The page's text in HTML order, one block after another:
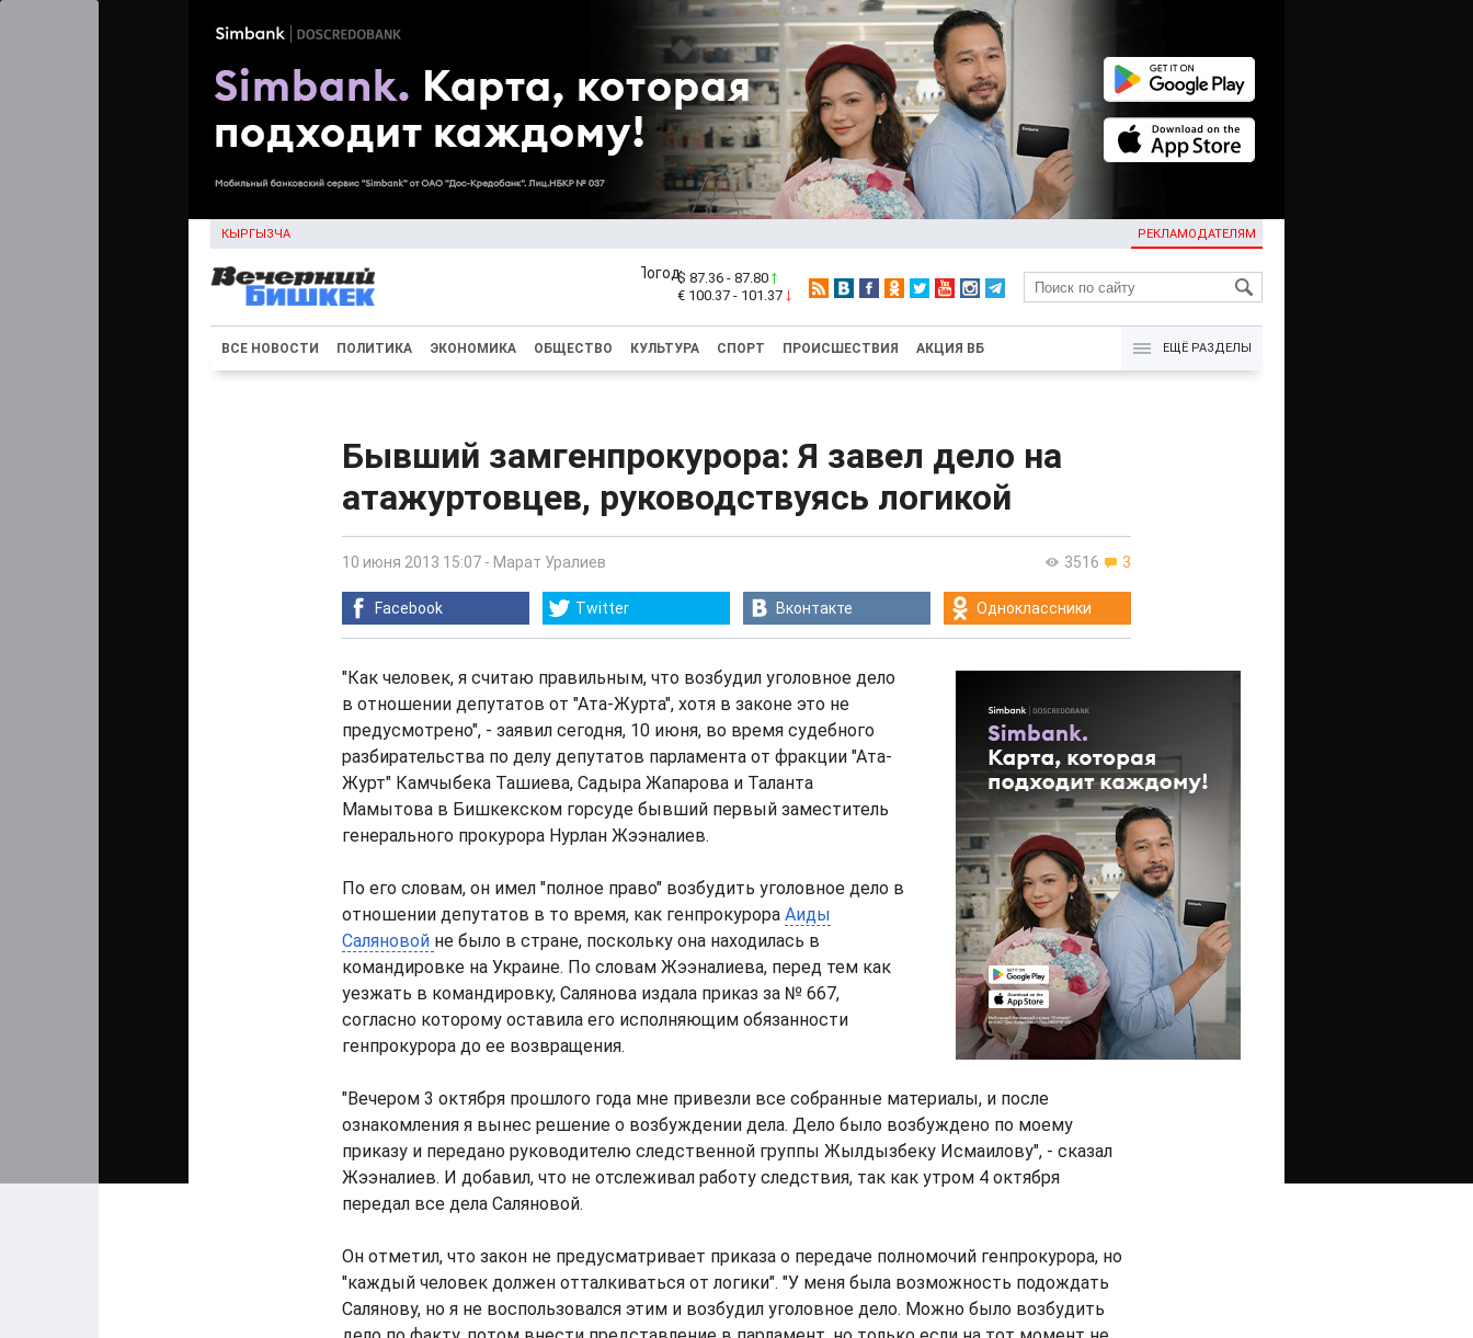
КЫРГЫЗЧА РЕКЛАМОДАТЕЛЯМ
KG
$ 87.36 - 87.80
€ 100.37 - 101.37
ВСЕ НОВОСТИ ПОЛИТИКА ЭКОНОМИКА ОБЩЕСТВО КУЛЬТУРА СПОРТ ПРОИСШЕСТВИЯ АКЦИЯ ВБ ЕЩЁ РАЗДЕЛЫ
Бывший замгенпрокурора: Я завел дело на
атажуртовцев, руководствуясь логикой
3516 3
10 июня 2013 15:07 - Марат Уралиев
Facebook Twitter Вконтакте Одноклассники
"Как человек, я считаю правильным, что возбудил уголовное дело
в отношении депутатов от "Ата-Журта", хотя в законе это не
предусмотрено", - заявил сегодня, 10 июня, во время судебного
разбирательства по делу депутатов парламента от фракции "Ата-
Журт" Камчыбека Ташиева, Садыра Жапарова и Таланта
Мамытова в Бишкекском горсуде бывший первый заместитель
генерального прокурора Нурлан Жээналиев.
По его словам, он имел "полное право" возбудить уголовное дело в
отношении депутатов в то время, как генпрокурора Аиды
Саляновой не было в стране, поскольку она находилась в
командировке на Украине. По словам Жээналиева, перед тем как
уезжать в командировку, Салянова издала приказ за № 667,
согласно которому оставила его исполняющим обязанности
генпрокурора до ее возвращения.
"Вечером 3 октября прошлого года мне привезли все собранные материалы, и после
ознакомления я вынес решение о возбуждении дела. Дело было возбуждено по моему
приказу и передано руководителю следственной группы Жылдызбеку Исмаилову", - сказал
Жээналиев. И добавил, что не отслеживал работу следствия, так как утром 4 октября
передал все дела Саляновой.
Он отметил, что закон не предусматривает приказа о передаче полномочий генпрокурора, но
"каждый человек должен отталкиваться от логики". "У меня была возможность подождать
Салянову, но я не воспользовался этим и возбудил уголовное дело. Можно было возбудить